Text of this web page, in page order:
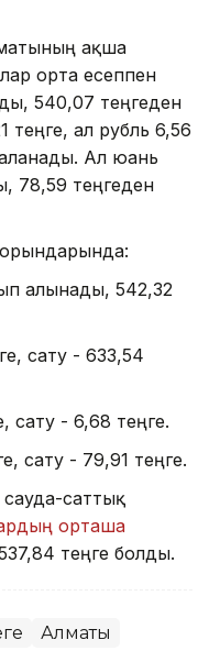
ақша
орта есеппен
540,07 теңгеден
теңге, ал рубль 6,56
Ал юань
78,59 теңгеден
алынады, 542,32
сату - 633,54
сату - 6,68 теңге.
сату - 79,91 теңге.
сауда-саттық
орташа
теңге болды.
Алматы